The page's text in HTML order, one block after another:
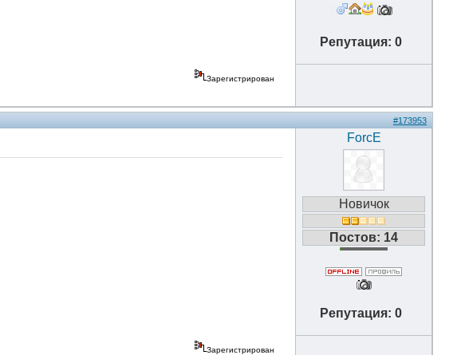
Репутация: 0
Зарегистрирован
#173953
ForcE
Новичок
Постов: 14
Репутация: 0
Зарегистрирован